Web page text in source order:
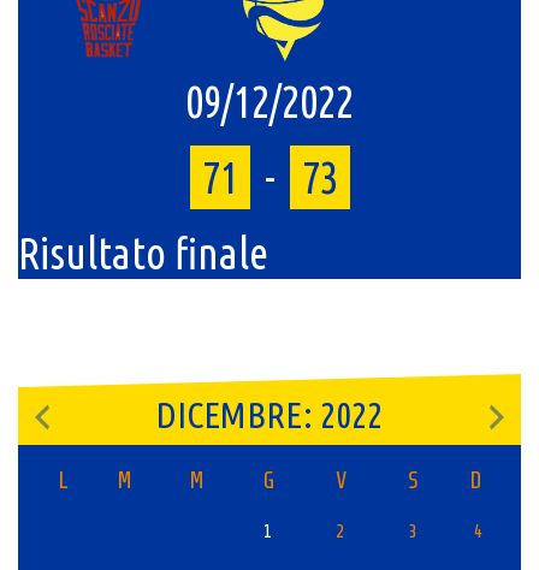
09/12/2022
71
-
73
Risultato finale
DICEMBRE: 2022
L M M G V S D
1 2 3 4